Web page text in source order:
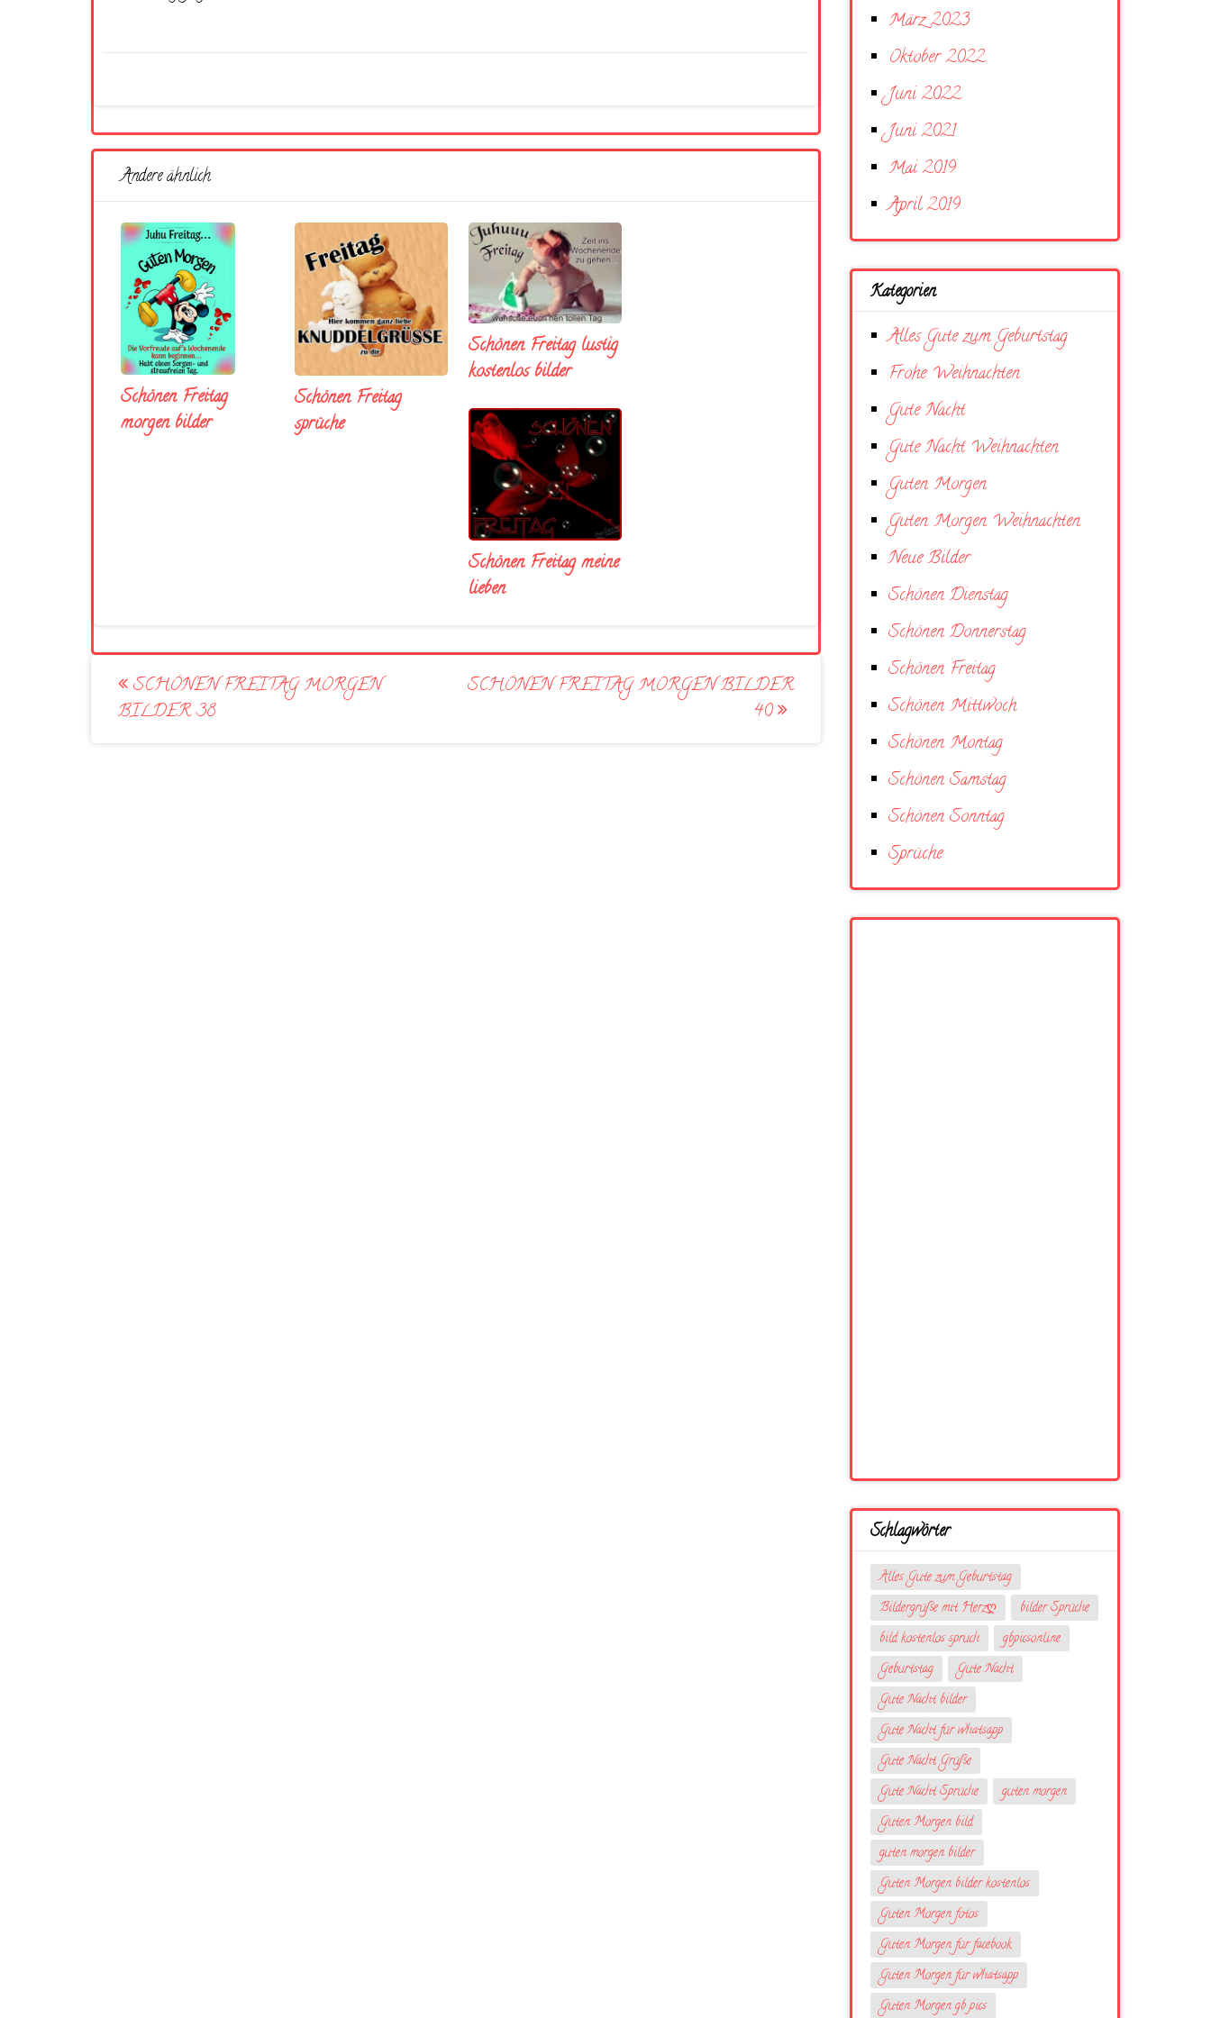
Andere ähnlich
Schönen Freitag
morgen bilder
Schönen Freitag
sprüche
Schönen Freitag lustig
kostenlos bilder
Schönen Freitag meine
lieben
Post
navigation
SCHÖNEN FREITAG MORGEN
BILDER 38
SCHÖNEN FREITAG MORGEN BILDER
40
März 2023
Oktober 2022
Juni 2022
Juni 2021
Mai 2019
April 2019
Kategorien
Alles Gute zum Geburtstag
Frohe Weihnachten
Gute Nacht
Gute Nacht Weihnachten
Guten Morgen
Guten Morgen Weihnachten
Neue Bilder
Schönen Dienstag
Schönen Donnerstag
Schönen Freitag
Schönen Mittwoch
Schönen Montag
Schönen Samstag
Schönen Sonntag
Sprüche
Schlagwörter
Alles Gute zum Geburtstag
Bildergrüße mit Herzღ
bilder Sprüche
bild kostenlos spruch
gbpicsonline
Geburtstag
Gute Nacht
Gute Nacht bilder
Gute Nacht für whatsapp
Gute Nacht Grüße
Gute Nacht Sprüche
guten morgen
Guten Morgen bild
guten morgen bilder
Guten Morgen bilder kostenlos
Guten Morgen fotos
Guten Morgen für facebook
Guten Morgen für whatsapp
Guten Morgen gb pics